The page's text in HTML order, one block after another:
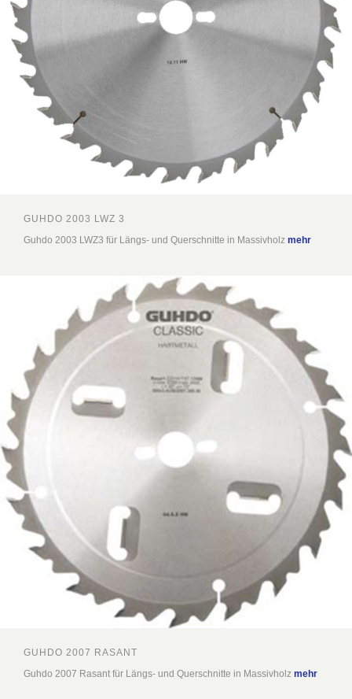
GUHDO 2003 LWZ 3
Guhdo 2003 LWZ3 für Längs- und Querschnitte in Massivholz mehr
GUHDO 2007 RASANT
Guhdo 2007 Rasant für Längs- und Querschnitte in Massivholz mehr